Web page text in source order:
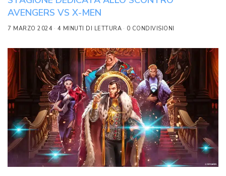
AVENGERS VS X-MEN
7 MARZO 2024 4 MINUTI DI LETTURA 0 CONDIVISIONI